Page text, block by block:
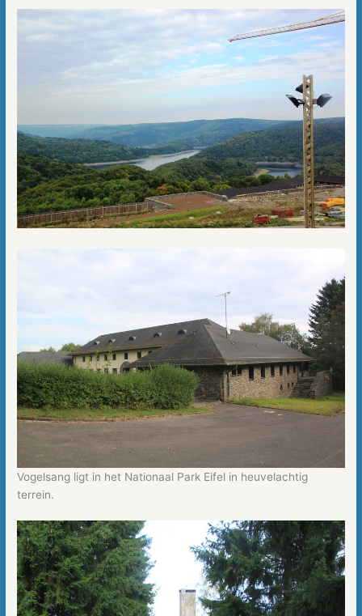
Vogelsang ligt in het Nationaal Park Eifel in heuvelachtig
terrein.